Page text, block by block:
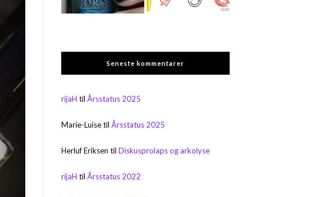
Seneste kommentarer
rijaH tilÅrsstatus 2025
Marie-LuisetilÅrsstatus 2025
Herluf Eriksen tilDiskusprolaps og arkolyse
rijaH tilÅrsstatus 2022